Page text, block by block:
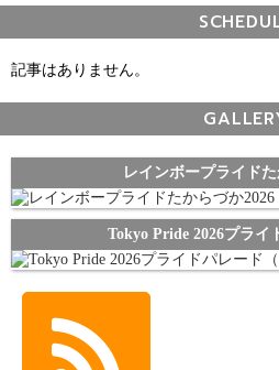
記事はありません。
レインボープライド
Tokyo Pride 2026プライ